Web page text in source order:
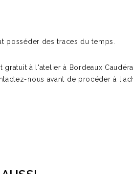
posséder des traces du temps.
à l'atelier à Bordeaux
nous avant de procéder à